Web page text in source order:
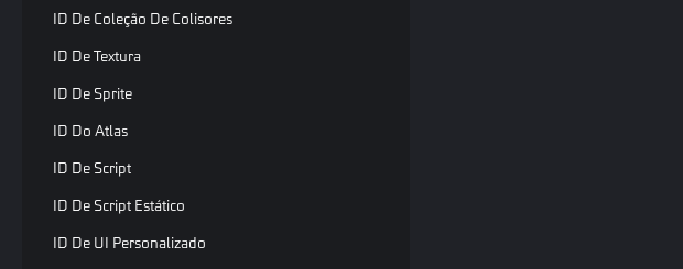
ID De Coleção De Colisores
ID De Textura
ID De Sprite
ID Do Atlas
ID De Script
ID De Script Estático
ID De UI Personalizado